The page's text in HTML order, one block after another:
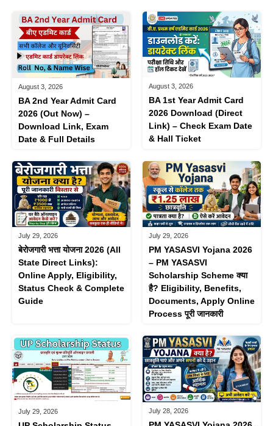
August 3, 2026
BA 2nd Year Admit Card
2026 (Out Now) –
Download Link, Exam
Date & Full Details
August 3, 2026
BA 1st Year Admit Card
2026 Download (Direct
Link) – Check Exam Date
& Hall Ticket
July 29, 2026
बेरोजगारी भत्ता योजना 2026 (All
State Direct Links):
Online Apply, Eligibility,
Status Check & Complete
Guide
July 29, 2026
PM YASASVI Yojana 2026
– PM YASASVI
Scholarship Scheme क्या
है? Eligibility, Benefits,
Documents, Apply Online
Process पूरी जानकारी
July 29, 2026 July 28, 2026